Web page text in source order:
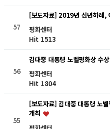
57
[보도자료] 2019년 신년하례,
평화센터
Hit 1513
56
김대중 대통령 노벨평화상 수
평화센터
Hit 1804
55
[보도자료] 김대중 대통령 노
개최